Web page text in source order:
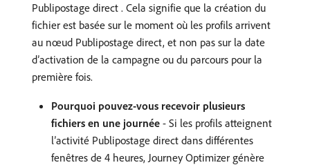
Publipostage direct . Cela signifie que la création du
fichier est basée sur le moment où les profils arrivent
au nœud Publipostage direct, et non pas sur la date
d’activation de la campagne ou du parcours pour la
première fois.
Pourquoi pouvez-vous recevoir plusieurs
fichiers en une journée - Si les profils atteignent
l’activité Publipostage direct dans différentes
fenêtres de 4 heures, Journey Optimizer génère